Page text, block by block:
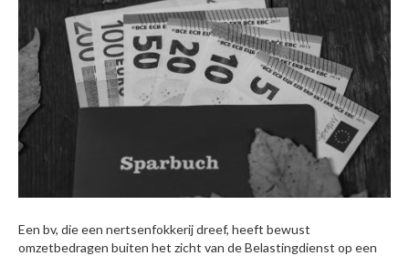
Een bv, die een nertsenfokkerij dreef, heeft bewust
omzetbedragen buiten het zicht van de Belastingdienst op een